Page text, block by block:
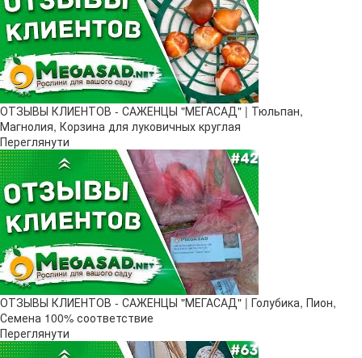
ОТЗЫВЫ КЛИЕНТОВ - САЖЕНЦЫ "МЕГАСАД" | Тюльпан,
Магнолия, Корзина для луковичных круглая
Переглянути
ОТЗЫВЫ КЛИЕНТОВ - САЖЕНЦЫ "МЕГАСАД" | Голубика, Пион,
Семена 100% соответствие
Переглянути